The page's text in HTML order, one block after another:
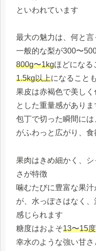
といわれています
最大の魅力は、何と
一般的な梨が300〜
800g〜1kgほどになる
1.5kg以上になること
果皮は赤褐色で美し
とした重量感がありま
包丁で切った瞬間に
がふわっと広がり、
果肉はきめ細かく、
さが特徴
噛むたびに豊富な果
が、水っぽさはなく
感じられます
糖度はおよそ13〜15度
幸水のような強い甘